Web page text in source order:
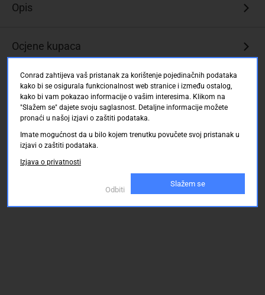
Opis
Ocjene kupaca
Conrad zahtijeva vaš pristanak za korištenje pojedinačnih podataka
kako bi se osigurala funkcionalnost web stranice i između ostalog,
kako bi vam pokazao informacije o vašim interesima. Klikom na
"Slažem se" dajete svoju saglasnost. Detaljne informacije možete
pronaći u našoj izjavi o zaštiti podataka.
Imate mogućnost da u bilo kojem trenutku povučete svoj pristanak u
izjavi o zaštiti podataka.
Izjava o privatnosti
Odbiti
Slažem se